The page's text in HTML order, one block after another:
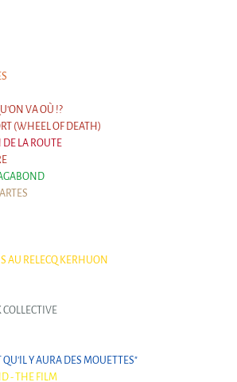
Collective
2017- The little one
qu'il y aura des Mouettes"
between Warmia-Mazuria
VA OÙ !?
(WHEEL OF DEATH)
LA ROUTE
AU RELECQ KERHUON
QU'IL Y AURA DES MOUETTES"
- THE FILM